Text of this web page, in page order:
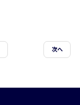
次へ